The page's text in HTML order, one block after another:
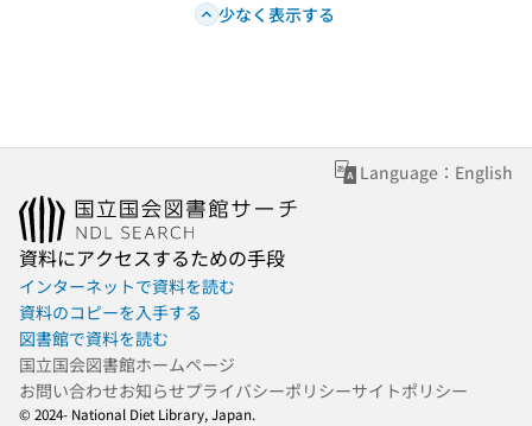
少なく表示する
Language：English
資料にアクセスするための手段
インターネットで資料を読む
資料のコピーを入手する
図書館で資料を読む
国立国会図書館ホームページ
お問い合わせお知らせプライバシーポリシーサイトポリシー
© 2024- National Diet Library, Japan.